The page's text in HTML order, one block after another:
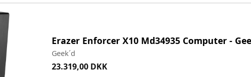
Erazer Enforcer X10 Md34935 Computer -
Geek´d
23.319,00 DKK